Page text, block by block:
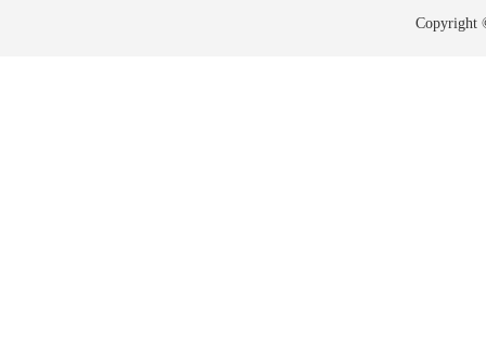
Copyright